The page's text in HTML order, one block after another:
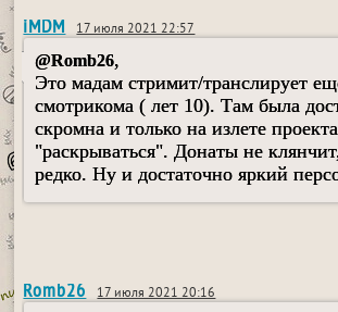
iMDM 17 июля 2021 22:57
@Romb26,
Это мадам стримит/транслирует
смотрикома ( лет 10). Там была
скромна и только на излете
"раскрываться". Донаты не
редко. Ну и достаточно яркий
Romb26 17 июля 2021 20:16